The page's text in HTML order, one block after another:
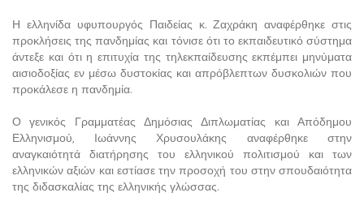
Η ελληνίδα υφυπουργός Παιδείας κ. Ζαχράκη αναφέρθηκε στις
προκλήσεις της πανδημίας και τόνισε ότι το εκπαιδευτικό σύστημα
άντεξε και ότι η επιτυχία της τηλεκπαίδευσης εκπέμπει μηνύματα
αισιοδοξίας εν μέσω δυστοκίας και απρόβλεπτων δυσκολιών που
προκάλεσε η πανδημία.
Ο γενικός Γραμματέας Δημόσιας Διπλωματίας και Απόδημου
Ελληνισμού, Ιωάννης Χρυσουλάκης αναφέρθηκε στην
αναγκαιότητά διατήρησης του ελληνικού πολιτισμού και των
ελληνικών αξιών και εστίασε την προσοχή του στην σπουδαιότητα
της διδασκαλίας της ελληνικής γλώσσας.